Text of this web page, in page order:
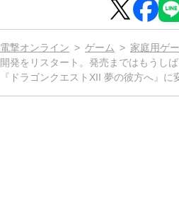
電撃オンライン ゲーム 家庭用ゲ
開発をリスタート。発売まではもうし
『ドラゴンクエストXII 夢の彼方へ』に